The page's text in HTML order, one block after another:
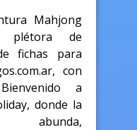
Mahjong
plétora de
fichas para
con
a
donde la
abunda,